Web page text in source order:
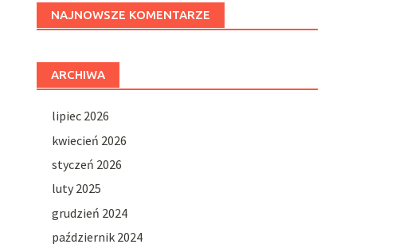
NAJNOWSZE KOMENTARZE
ARCHIWA
lipiec 2026
kwiecień 2026
styczeń 2026
luty 2025
grudzień 2024
październik 2024